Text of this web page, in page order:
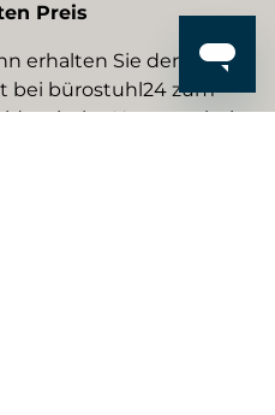
Preis
erhalten Sie den
bei bürostuhl24 zum
Neuware bei